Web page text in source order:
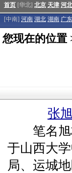
首页 [华北] 北京 天津 河北
[中南] 河南 湖北 湖南 广东
您现在的位置
张旭
笔名旭
于山西大
局、运城